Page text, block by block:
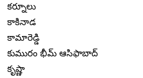
కర్నూలు
కాకినాడ
కామారెడ్డి
కుమురం భీమ్ ఆసిఫాబాద్
కృష్ణా